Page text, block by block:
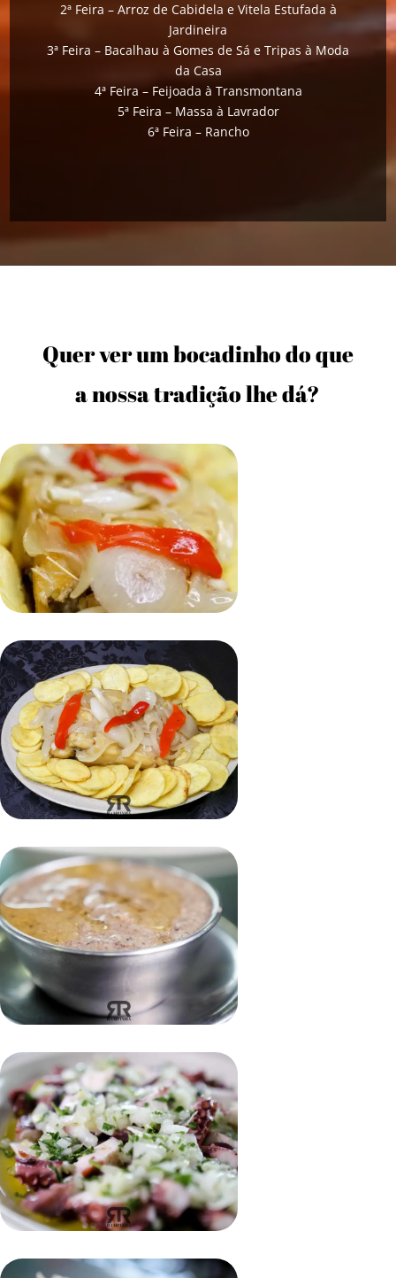
2ª Feira – Arroz de Cabidela e Vitela Estufada à
Jardineira
3ª Feira – Bacalhau à Gomes de Sá e Tripas à Moda
da Casa
4ª Feira – Feijoada à Transmontana
5ª Feira – Massa à Lavrador
6ª Feira – Rancho
Quer ver um bocadinho do que
a nossa tradição lhe dá?